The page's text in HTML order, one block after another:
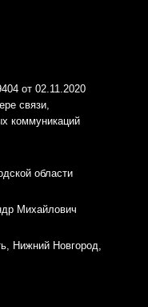
от 02.11.2020
связи,
коммуникаций
области
Михайлович
Нижний Новгород,